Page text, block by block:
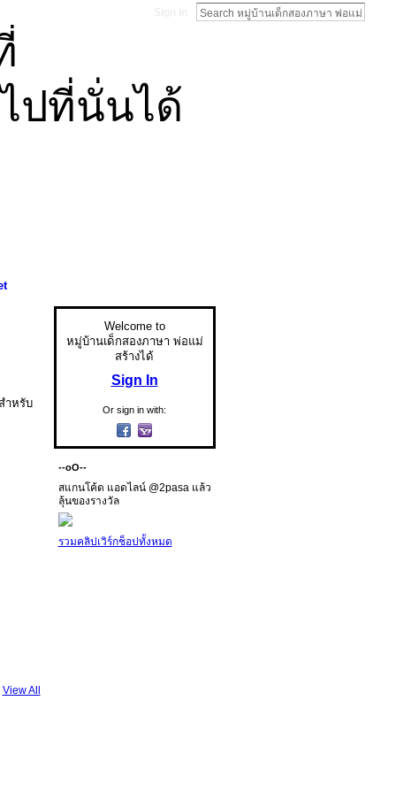
ปที่นั่นได้
ำหรับ
View All
Welcome to
หมู่บ้านเด็กสองภาษา พ่อแม่
สร้างได้
Sign In
Or sign in with:
--oO--
สแกนโค้ด แอดไลน์ @2pasa แล้ว
ลุ้นของรางวัล
รวมคลิปเวิร์กช็อปทั้งหมด